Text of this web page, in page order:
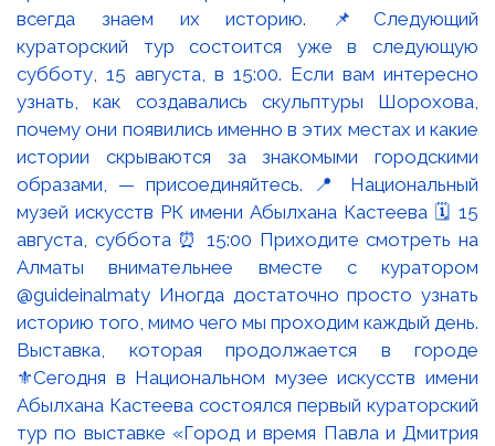
Выставка, которая продолжается в городе
⚜️Сегодня в Национальном музее искусств имени
Абылхана Кастеева состоялся первый кураторский
тур по выставке «Город и время Павла и Дмитрия